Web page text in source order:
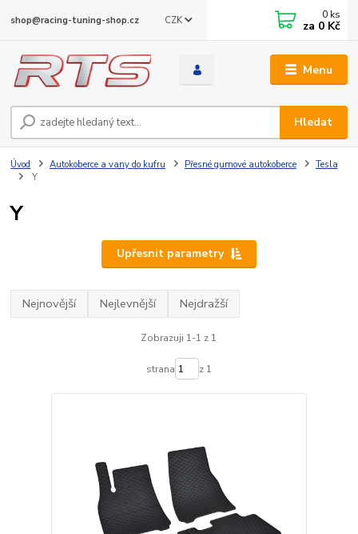
Menu
CZK
Hledat
shop@racing-tuning-shop.cz 0 ks
za 0 Kč
Úvod Autokoberce a vany do kufru Přesné gumové autokoberce
Tesla
Y
Y
Upřesnit parametry
Nejnovější Nejlevnější Nejdražší
Zobrazuji 1-1 z 1
strana z 1